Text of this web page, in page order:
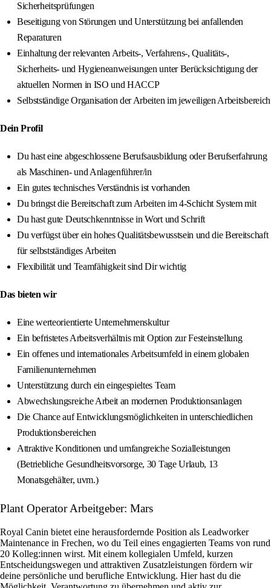
Sicherheitsprüfungen
Beseitigung von Störungen und Unterstützung bei anfallenden
Reparaturen
Einhaltung der relevanten Arbeits-, Verfahrens-, Qualitäts-,
Sicherheits- und Hygieneanweisungen unter Berücksichtigung der
aktuellen Normen in ISO und HACCP
Selbstständige Organisation der Arbeiten im jeweiligen Arbeitsbereich
Dein Profil
Du hast eine abgeschlossene Berufsausbildung oder Berufserfahrung
als Maschinen- und Anlagenführer/in
Ein gutes technisches Verständnis ist vorhanden
Du bringst die Bereitschaft zum Arbeiten im 4-Schicht System mit
Du hast gute Deutschkenntnisse in Wort und Schrift
Du verfügst über ein hohes Qualitätsbewusstsein und die Bereitschaft
für selbstständiges Arbeiten
Flexibilität und Teamfähigkeit sind Dir wichtig
Das bieten wir
Eine werteorientierte Unternehmenskultur
Ein befristetes Arbeitsverhältnis mit Option zur Festeinstellung
Ein offenes und internationales Arbeitsumfeld in einem globalen
Familienunternehmen
Unterstützung durch ein eingespieltes Team
Abwechslungsreiche Arbeit an modernen Produktionsanlagen
Die Chance auf Entwicklungsmöglichkeiten in unterschiedlichen
Produktionsbereichen
Attraktive Konditionen und umfangreiche Sozialleistungen
(Betriebliche Gesundheitsvorsorge, 30 Tage Urlaub, 13
Monatsgehälter, uvm.)
Plant Operator Arbeitgeber: Mars
Royal Canin bietet eine herausfordernde Position als Leadworker
Maintenance in Frechen, wo du Teil eines engagierten Teams von rund
20 Kolleg:innen wirst. Mit einem kollegialen Umfeld, kurzen
Entscheidungswegen und attraktiven Zusatzleistungen fördern wir
deine persönliche und berufliche Entwicklung. Hier hast du die